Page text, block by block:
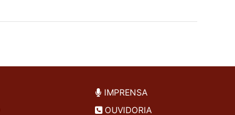
IMPRENSA
OUVIDORIA